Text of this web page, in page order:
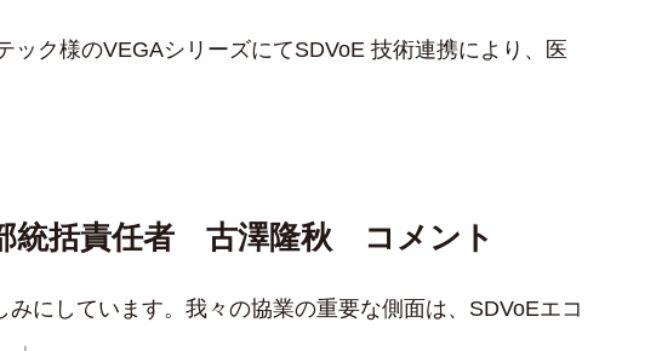
ック様のVEGAシリーズにてSDVoE 技術連携により、医
統括責任者 古澤隆秋 コメント
にしています。我々の協業の重要な側面は、SDVoEエコ